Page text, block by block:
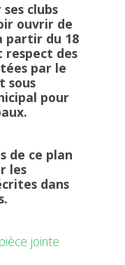
clubs
ouvrir de
partir du 18
respect des
par le
sous
pour
de ce plan
les
dans
jointe